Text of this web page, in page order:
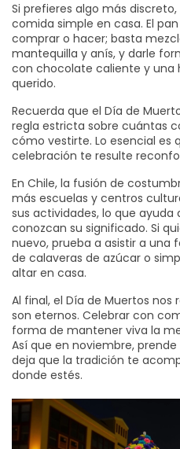
Si prefieres algo más
comida simple en casa. El
comprar o hacer; basta
mantequilla y anís, y darle
con chocolate caliente y una
querido.
Recuerda que el Día de
regla estricta sobre cuántas
cómo vestirte. Lo esencial es
celebración te resulte
En Chile, la fusión de
más escuelas y centros
sus actividades, lo que ayuda
conozcan su significado. Si
nuevo, prueba a asistir a una
de calaveras de azúcar o
altar en casa.
Al final, el Día de Muertos
son eternos. Celebrar con
forma de mantener viva la
Así que en noviembre,
deja que la tradición te
donde estés.